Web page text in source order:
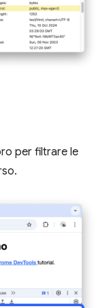
per filtrare le